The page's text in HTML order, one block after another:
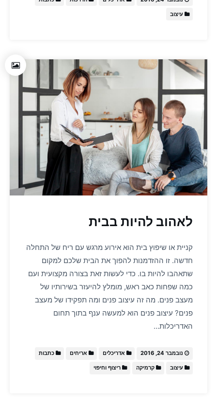
עיצוב
לאהוב להיות בבית
קניית או שיפוץ בית הוא אירוע מרגש עם ריח של התחלה
חדשה. זו ההזדמנות להפוך את הבית שלכם למקום
שתאהבו להיות בו. כדי לעשות זאת בצורה מקצועית ועם
כמה שפחות כאב ראש, מומלץ להיעזר בשירותיו של
מעצב פנים. מה זה עיצוב פנים ומה תפקידו של מעצב
פנים? עיצוב פנים הוא למעשה ענף בתוך תחום
האדריכלות…
נובמבר 24, 2016 אדריכלים אריחים כתבות
עיצוב קרמיקה ריצוף וחיפוי